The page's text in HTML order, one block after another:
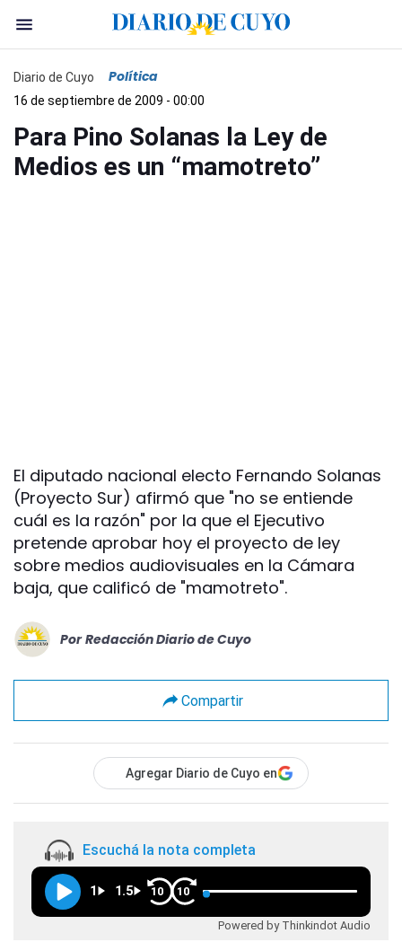
Diario de Cuyo Política
16 de septiembre de 2009 - 00:00
Para Pino Solanas la Ley de
Medios es un “mamotreto”
El diputado nacional electo Fernando Solanas
(Proyecto Sur) afirmó que "no se entiende
cuál es la razón" por la que el Ejecutivo
pretende aprobar hoy el proyecto de ley
sobre medios audiovisuales en la Cámara
baja, que calificó de "mamotreto".
Por Redacción Diario de Cuyo
Compartir
Agregar Diario de Cuyo en
Escuchá la nota completa
1 1.5 10 10
Powered by Thinkindot Audio